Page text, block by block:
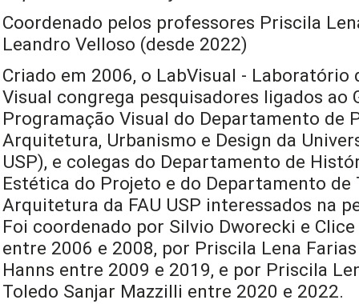
Coordenado pelos professores Priscila
Leandro Velloso (desde 2022)
Criado em 2006, o LabVisual - Laboratório
Visual congrega pesquisadores ligados ao
Programação Visual do Departamento de
Arquitetura, Urbanismo e Design da
USP), e colegas do Departamento de
Estética do Projeto e do Departamento de
Arquitetura da FAU USP interessados na
Foi coordenado por Silvio Dworecki e
entre 2006 e 2008, por Priscila Lena
Hanns entre 2009 e 2019, e por Priscila
Toledo Sanjar Mazzilli entre 2020 e 2022.